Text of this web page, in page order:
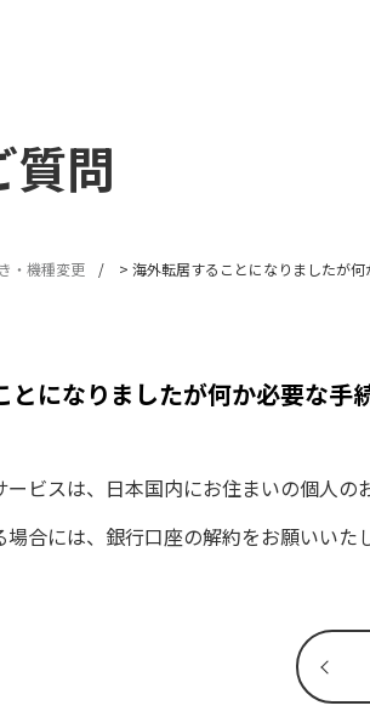
質問
・機種変更 > 海外転居することになりましたが
とになりましたが何か必要な手
ビスは、日本国内にお住まいの個人の
合には、銀行口座の解約をお願いいた